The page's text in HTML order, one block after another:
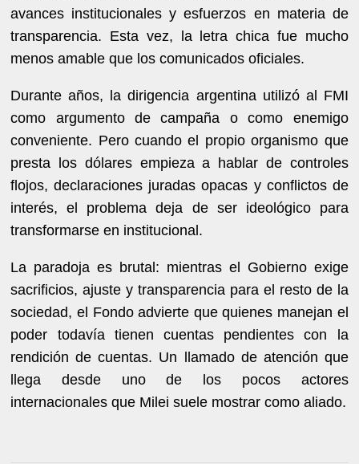
avances institucionales y esfuerzos en materia de
transparencia. Esta vez, la letra chica fue mucho
menos amable que los comunicados oficiales.
Durante años, la dirigencia argentina utilizó al FMI
como argumento de campaña o como enemigo
conveniente. Pero cuando el propio organismo que
presta los dólares empieza a hablar de controles
flojos, declaraciones juradas opacas y conflictos de
interés, el problema deja de ser ideológico para
transformarse en institucional.
La paradoja es brutal: mientras el Gobierno exige
sacrificios, ajuste y transparencia para el resto de la
sociedad, el Fondo advierte que quienes manejan el
poder todavía tienen cuentas pendientes con la
rendición de cuentas. Un llamado de atención que
llega desde uno de los pocos actores
internacionales que Milei suele mostrar como aliado.